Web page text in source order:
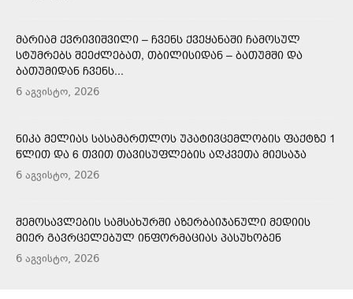
ᲛᲐᲠᲘᲐᲛ ᲥᲕᲠᲘᲕᲘᲨᲕᲘᲚᲘ – ᲩᲕᲔᲜᲡ ᲥᲕᲔᲧᲐᲜᲐᲨᲘ ᲩᲐᲛᲝᲡᲣᲚ
ᲡᲢᲣᲛᲠᲔᲑᲡ ᲨᲔᲔᲫᲚᲔᲑᲐᲗ, ᲗᲑᲘᲚᲘᲡᲘᲓᲐᲜ – ᲑᲐᲗᲣᲛᲨᲘ ᲓᲐ
ᲑᲐᲗᲣᲛᲘᲓᲐᲜ ᲩᲕᲔᲜᲡ...
6 აგვისტო, 2026
ᲜᲘᲙᲐ ᲛᲔᲚᲘᲐᲡ ᲡᲐᲡᲐᲛᲐᲠᲗᲚᲝᲡ ᲣᲞᲐᲢᲘᲕᲪᲔᲛᲚᲝᲑᲘᲡ ᲤᲐᲥᲢᲖᲔ 1
ᲬᲚᲘᲗ ᲓᲐ 6 ᲗᲕᲘᲗ ᲗᲐᲕᲘᲡᲣᲤᲚᲔᲑᲘᲡ ᲐᲦᲙᲕᲔᲗᲐ ᲛᲘᲔᲡᲐᲯᲐ
6 აგვისტო, 2026
ᲨᲔᲛᲝᲡᲐᲕᲚᲔᲑᲘᲡ ᲡᲐᲛᲡᲐᲮᲣᲠᲨᲘ ᲐᲖᲔᲠᲑᲐᲘᲯᲐᲜᲣᲚᲘ ᲛᲔᲓᲘᲘᲡ
ᲛᲘᲔᲠ ᲒᲐᲕᲠᲪᲔᲚᲔᲑᲣᲚ ᲘᲜᲤᲝᲠᲛᲐᲪᲘᲐᲡ ᲞᲐᲡᲣᲮᲝᲑᲔᲜ
6 აგვისტო, 2026